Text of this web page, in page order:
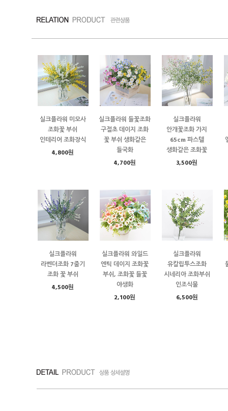
실크플라워 미모사
조화꽃 부쉬
인테리어 조화장식
4,800원
실크플라워 들꽃조화
구절초 데이지 조화
꽃 부쉬 생화같은
들국화
4,700원
실크플라워
안개꽃조화 가지
65cm 파스텔
생화같은 조화꽃
3,500원
실크플라워
라벤더조화 7줄기
조화 꽃 부쉬
4,500원
실크플라워 와일드
엔틱 데이지 조화꽃
부쉬, 조화꽃 들꽃
야생화
2,100원
실크플라워
유칼립투스조화
시네리아 조화부쉬
인조식물
6,500원